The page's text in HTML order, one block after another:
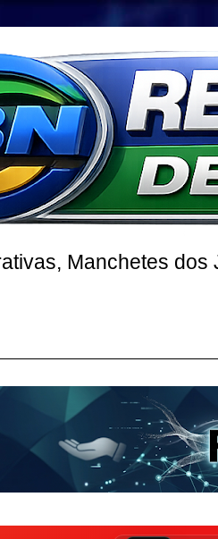
Manchetes